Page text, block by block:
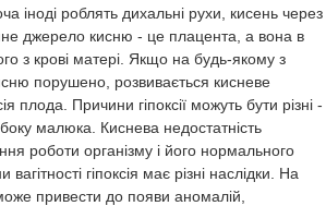
іноді роблять дихальні рухи, кисень через
джерело кисню - це плацента, а вона в
з крові матері. Якщо на будь-якому з
порушено, розвивається кисневе
плода. Причини гіпоксії можуть бути різні -
боку малюка. Киснева недостатність
роботи організму і його нормального
вагітності гіпоксія має різні наслідки. На
привести до появи аномалій,